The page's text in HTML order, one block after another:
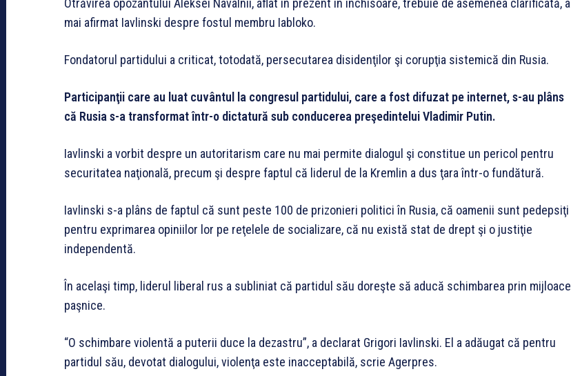
mai afirmat Iavlinski despre fostul membru Iabloko.
Fondatorul partidului a criticat, totodată, persecutarea disidenţilor şi corupţia sistemică din Rusia.
Participanţii care au luat cuvântul la congresul partidului, care a fost difuzat pe internet, s-au plâns
că Rusia s-a transformat într-o dictatură sub conducerea preşedintelui Vladimir Putin.
Iavlinski a vorbit despre un autoritarism care nu mai permite dialogul şi constitue un pericol pentru
securitatea naţională, precum şi despre faptul că liderul de la Kremlin a dus ţara într-o fundătură.
Iavlinski s-a plâns de faptul că sunt peste 100 de prizonieri politici în Rusia, că oamenii sunt pedepsiţi
pentru exprimarea opiniilor lor pe reţelele de socializare, că nu există stat de drept şi o justiţie
independentă.
În acelaşi timp, liderul liberal rus a subliniat că partidul său doreşte să aducă schimbarea prin mijloace
paşnice.
“O schimbare violentă a puterii duce la dezastru”, a declarat Grigori Iavlinski. El a adăugat că pentru
partidul său, devotat dialogului, violenţa este inacceptabilă, scrie Agerpres.